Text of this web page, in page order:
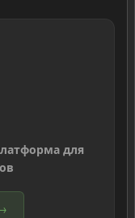
для